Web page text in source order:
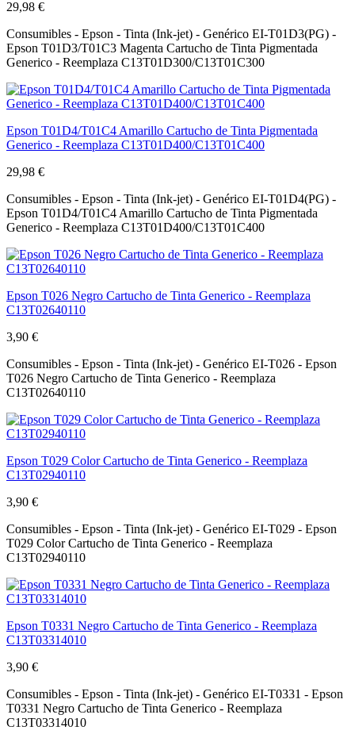
29,98 €
Consumibles - Epson - Tinta (Ink-jet) - Genérico EI-T01D3(PG) -
Epson T01D3/T01C3 Magenta Cartucho de Tinta Pigmentada
Generico - Reemplaza C13T01D300/C13T01C300
Epson T01D4/T01C4 Amarillo Cartucho de Tinta Pigmentada
Generico - Reemplaza C13T01D400/C13T01C400
29,98 €
Consumibles - Epson - Tinta (Ink-jet) - Genérico EI-T01D4(PG) -
Epson T01D4/T01C4 Amarillo Cartucho de Tinta Pigmentada
Generico - Reemplaza C13T01D400/C13T01C400
Epson T026 Negro Cartucho de Tinta Generico - Reemplaza
C13T02640110
3,90 €
Consumibles - Epson - Tinta (Ink-jet) - Genérico EI-T026 - Epson
T026 Negro Cartucho de Tinta Generico - Reemplaza
C13T02640110
Epson T029 Color Cartucho de Tinta Generico - Reemplaza
C13T02940110
3,90 €
Consumibles - Epson - Tinta (Ink-jet) - Genérico EI-T029 - Epson
T029 Color Cartucho de Tinta Generico - Reemplaza
C13T02940110
Epson T0331 Negro Cartucho de Tinta Generico - Reemplaza
C13T03314010
3,90 €
Consumibles - Epson - Tinta (Ink-jet) - Genérico EI-T0331 - Epson
T0331 Negro Cartucho de Tinta Generico - Reemplaza
C13T03314010